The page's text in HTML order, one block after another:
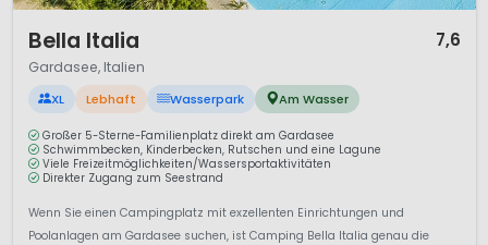
Bella Italia 7,6
Gardasee, Italien
XL Lebhaft Wasserpark Am Wasser
Großer 5-Sterne-Familienplatz direkt am Gardasee
Schwimmbecken, Kinderbecken, Rutschen und eine Lagune
Viele Freizeitmöglichkeiten/Wassersportaktivitäten
Direkter Zugang zum Seestrand
Wenn Sie einen Campingplatz mit exzellenten Einrichtungen und
Poolanlagen am Gardasee suchen, ist Camping Bella Italia genau die